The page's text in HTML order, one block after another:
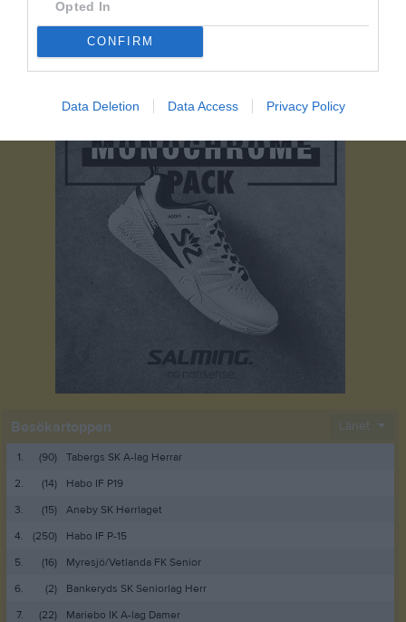
Opted In
CONFIRM
Data Deletion Data Access Privacy Policy
Besökartoppen Länet
1. (90)
Tabergs SK A-lag Herrar
2.
(14)
Habo IF P19
3.
(15)
Aneby SK Herrlaget
4.
(250)
Habo IF P-15
5.
(16)
Myresjö/Vetlanda FK Senior
6.
(2)
Bankeryds SK Seniorlag Herr
7.
(22) Mariebo IK A-lag Damer